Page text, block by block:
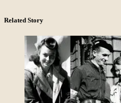
Related Story